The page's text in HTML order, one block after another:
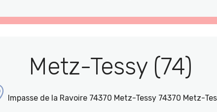
Metz-Tessy (74)
Impasse de la Ravoire 74370 Metz-Tessy 74370 Metz-